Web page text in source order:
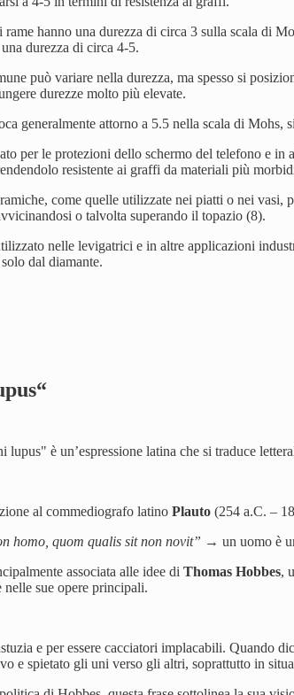
rame hanno una durezza di circa 3 sulla scala di
durezza di circa 4-5.
può variare nella durezza, ma spesso si
durezze molto più elevate.
generalmente attorno a 5.5 nella scala di
per le protezioni dello schermo del telefono e
resistente ai graffi da materiali più
come quelle utilizzate nei piatti o nei vasi,
o talvolta superando il topazio (8).
nelle levigatrici e in altre applicazioni
dal diamante.
è un’espressione latina che si traduce
al commediografo latino Plauto (254 a.C. –
homo, quom qualis sit non novit” → un uomo è
associata alle idee di Thomas Hobbes,
sue opere principali.
e per essere cacciatori implacabili. Quando
e spietato gli uni verso gli altri, soprattutto in